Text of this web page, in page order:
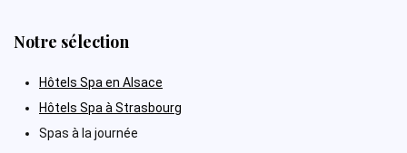
Notre sélection
Hôtels Spa en Alsace
Hôtels Spa à Strasbourg
Spas à la journée